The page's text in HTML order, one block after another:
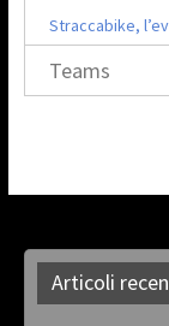
Straccabike,
Teams
Articoli